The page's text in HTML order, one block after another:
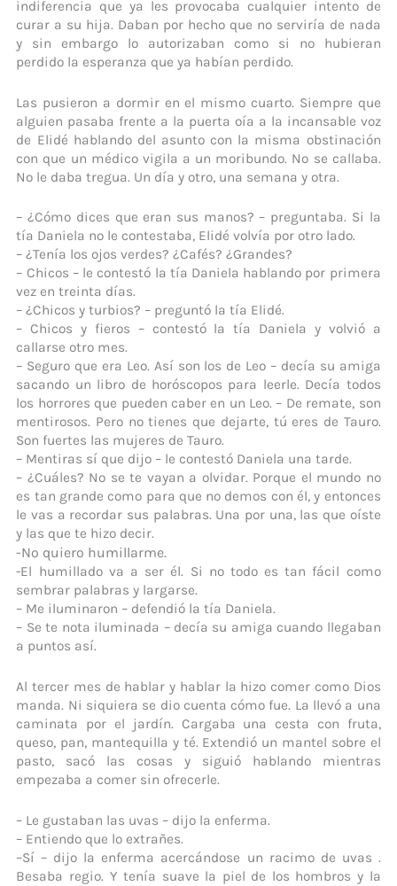
indiferencia que ya les provocaba cualquier intento de
curar a su hija. Daban por hecho que no serviría de nada
y sin embargo lo autorizaban como si no hubieran
perdido la esperanza que ya habían perdido.
Las pusieron a dormir en el mismo cuarto. Siempre que
alguien pasaba frente a la puerta oía a la incansable voz
de Elidé hablando del asunto con la misma obstinación
con que un médico vigila a un moribundo. No se callaba.
No le daba tregua. Un día y otro, una semana y otra.
– ¿Cómo dices que eran sus manos? – preguntaba. Si la
tía Daniela no le contestaba, Elidé volvía por otro lado.
– ¿Tenía los ojos verdes? ¿Cafés? ¿Grandes?
– Chicos – le contestó la tía Daniela hablando por primera
vez en treinta días.
– ¿Chicos y turbios? – preguntó la tía Elidé.
– Chicos y fieros – contestó la tía Daniela y volvió a
callarse otro mes.
– Seguro que era Leo. Así son los de Leo – decía su amiga
sacando un libro de horóscopos para leerle. Decía todos
los horrores que pueden caber en un Leo. – De remate, son
mentirosos. Pero no tienes que dejarte, tú eres de Tauro.
Son fuertes las mujeres de Tauro.
– Mentiras sí que dijo – le contestó Daniela una tarde.
– ¿Cuáles? No se te vayan a olvidar. Porque el mundo no
es tan grande como para que no demos con él, y entonces
le vas a recordar sus palabras. Una por una, las que oíste
y las que te hizo decir.
-No quiero humillarme.
-El humillado va a ser él. Si no todo es tan fácil como
sembrar palabras y largarse.
– Me iluminaron – defendió la tía Daniela.
– Se te nota iluminada – decía su amiga cuando llegaban
a puntos así.
Al tercer mes de hablar y hablar la hizo comer como Dios
manda. Ni siquiera se dio cuenta cómo fue. La llevó a una
caminata por el jardín. Cargaba una cesta con fruta,
queso, pan, mantequilla y té. Extendió un mantel sobre el
pasto, sacó las cosas y siguió hablando mientras
empezaba a comer sin ofrecerle.
– Le gustaban las uvas – dijo la enferma.
– Entiendo que lo extrañes.
–Sí – dijo la enferma acercándose un racimo de uvas .
Besaba regio. Y tenía suave la piel de los hombros y la